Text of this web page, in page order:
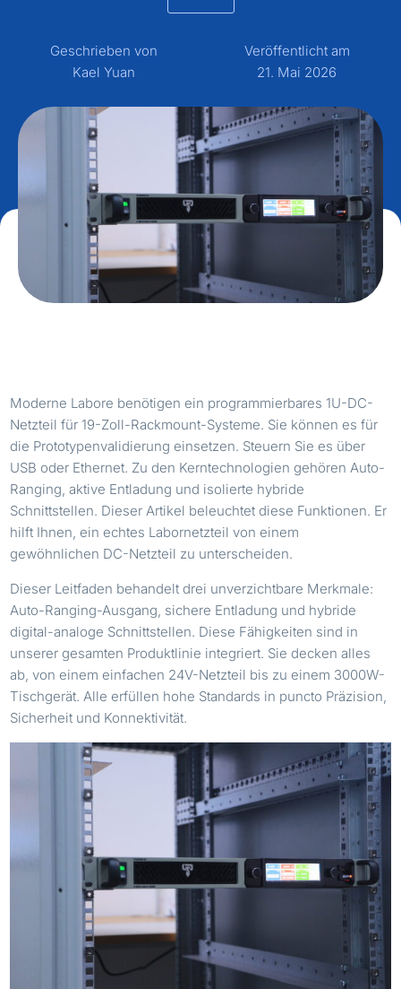
Geschrieben von
Kael Yuan
Veröffentlicht am
21. Mai 2026
Moderne Labore benötigen ein programmierbares 1U-DC-
Netzteil für 19-Zoll-Rackmount-Systeme. Sie können es für
die Prototypenvalidierung einsetzen. Steuern Sie es über
USB oder Ethernet. Zu den Kerntechnologien gehören Auto-
Ranging, aktive Entladung und isolierte hybride
Schnittstellen. Dieser Artikel beleuchtet diese Funktionen. Er
hilft Ihnen, ein echtes Labornetzteil von einem
gewöhnlichen DC-Netzteil zu unterscheiden.
Dieser Leitfaden behandelt drei unverzichtbare Merkmale:
Auto-Ranging-Ausgang, sichere Entladung und hybride
digital-analoge Schnittstellen. Diese Fähigkeiten sind in
unserer gesamten Produktlinie integriert. Sie decken alles
ab, von einem einfachen 24V-Netzteil bis zu einem 3000W-
Tischgerät. Alle erfüllen hohe Standards in puncto Präzision,
Sicherheit und Konnektivität.